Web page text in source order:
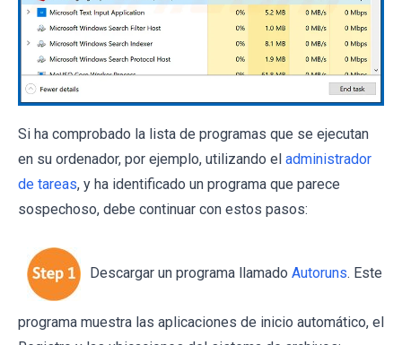
Si ha comprobado la lista de programas que se ejecutan
en su ordenador, por ejemplo, utilizando el administrador
de tareas, y ha identificado un programa que parece
sospechoso, debe continuar con estos pasos:
Descargar un programa llamado Autoruns. Este
programa muestra las aplicaciones de inicio automático, el